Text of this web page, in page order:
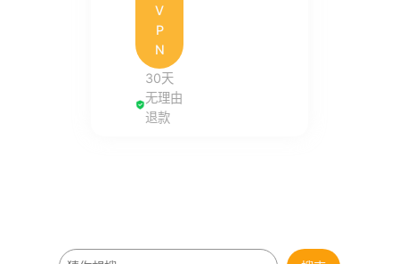
V
P
N
30天
无理由
退款
搜